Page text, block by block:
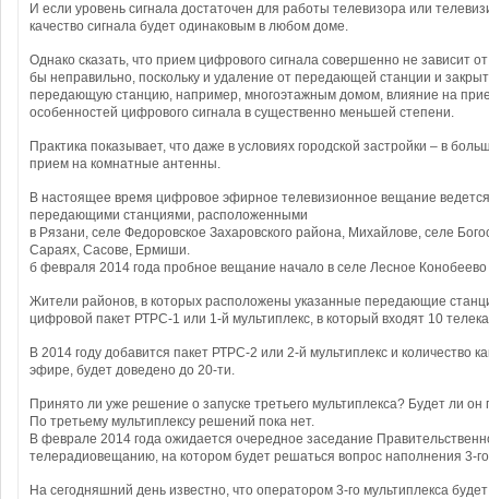
И если уровень сигнала достаточен для работы телевизора или
качество сигнала будет одинаковым в любом доме.
Однако сказать, что прием цифрового сигнала совершенно не зависит
бы неправильно, поскольку и удаление от передающей станции и
передающую станцию, например, многоэтажным домом, влияние на
особенностей цифрового сигнала в существенно меньшей степени.
Практика показывает, что даже в условиях городской застройки – в
прием на комнатные антенны.
В настоящее время цифровое эфирное телевизионное вещание
передающими станциями, расположенными
в Рязани, селе Федоровское Захаровского района, Михайлове, селе
Сараях, Сасове, Ермиши.
б февраля 2014 года пробное вещание начало в селе Лесное
Жители районов, в которых расположены указанные передающие
цифровой пакет РТРС-1 или 1-й мультиплекс, в который входят 10
В 2014 году добавится пакет РТРС-2 или 2-й мультиплекс и количество
эфире, будет доведено до 20-ти.
Принято ли уже решение о запуске третьего мультиплекса? Будет ли
По третьему мультиплексу решений пока нет.
В феврале 2014 года ожидается очередное заседание
телерадиовещанию, на котором будет решаться вопрос наполнения 3-го
На сегодняшний день известно, что оператором 3-го мультиплекса